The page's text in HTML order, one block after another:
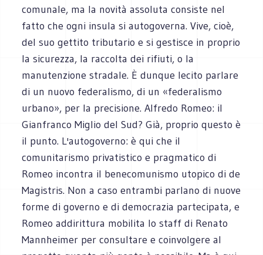
comunale, ma la novità assoluta consiste nel
fatto che ogni insula si autogoverna. Vive, cioè,
del suo gettito tributario e si gestisce in proprio
la sicurezza, la raccolta dei rifiuti, o la
manutenzione stradale. È dunque lecito parlare
di un nuovo federalismo, di un «federalismo
urbano», per la precisione. Alfredo Romeo: il
Gianfranco Miglio del Sud? Già, proprio questo è
il punto. L'autogoverno: è qui che il
comunitarismo privatistico e pragmatico di
Romeo incontra il benecomunismo utopico di de
Magistris. Non a caso entrambi parlano di nuove
forme di governo e di democrazia partecipata, e
Romeo addirittura mobilita lo staff di Renato
Mannheimer per consultare e coinvolgere al